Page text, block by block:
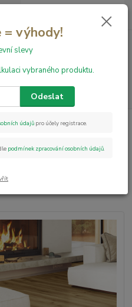
0,00 Kč
ShowHome 2667 Oak Haven
ShowHome
= výhody!
slevy
vybraného produktu.
Odeslat
údajů pro účely registrace.
podmínek zpracování osobních údajů.